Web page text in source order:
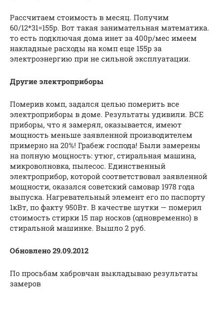
Рассчитаем стоимость в месяц. Получим
60/12*31=155р. Вот такая занимательная математика.
то есть подключая дома инет за 400р/мес имеем
накладные расходы на комп еще 155р за
электроэнергию при не сильной эксплуатации.
Другие электроприборы
Померив комп, задался целью померить все
электроприборы в доме. Результаты удивили. ВСЕ
приборы, что я замерял, оказывается, имеют
мощность меньше заявленной производителем
примерно на 20%! Грабеж господа! Были замерены
на полную мощность: утюг, стиральная машина,
микроволновка, пылесос. Единственный
электроприбор, которой соответствовал заявленной
мощности, оказался советский самовар 1978 года
выпуска. Нагревательный элемент его по паспорту
1кВт, по факту 950Вт. В качестве шутки — померил
стоимость стирки 15 пар носков (одновременно) в
стиральной машинке. Вышло 2 руб.
Обновлено 29.09.2012
По просьбам хабровчан выкладываю результаты
замеров